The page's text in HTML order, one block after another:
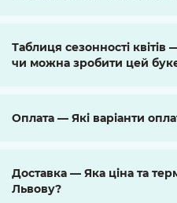
Таблиця сезонності квітів
чи можна зробити цей
Оплата — Які варіанти
Доставка — Яка ціна та
Львову?